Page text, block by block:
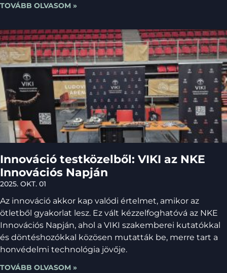
TOVÁBB OLVASOM »
Innováció testközelből: VIKI az NKE
Innovációs Napján
2025. OKT. 01
Az innováció akkor kap valódi értelmet, amikor az
ötletből gyakorlat lesz. Ez vált kézzelfoghatóvá az NKE
Innovációs Napján, ahol a VIKI szakemberei kutatókkal
és döntéshozókkal közösen mutatták be, merre tart a
honvédelmi technológia jövője.
TOVÁBB OLVASOM »